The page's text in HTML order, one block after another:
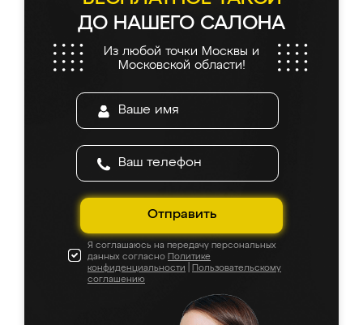
ДО НАШЕГО САЛОНА
Из любой точки Москвы и
Московской области!
Отправить
Я соглашаюсь на передачу персональных
данных согласно Политике
конфиденциальности
Пользовательскому
соглашению